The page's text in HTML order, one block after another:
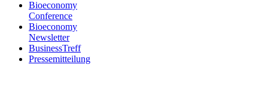
Bioeconomy
Conference
Bioeconomy
Newsletter
BusinessTreff
Pressemitteilung